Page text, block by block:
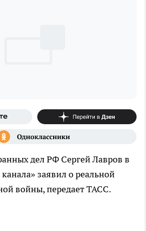
дел РФ Сергей Лавров в
заявил о реальной
войны, передает ТАСС.